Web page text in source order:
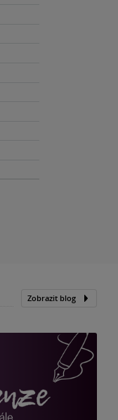
Zobrazit blog